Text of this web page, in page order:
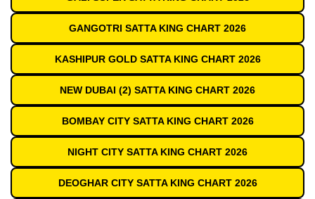
GANGOTRI SATTA KING CHART 2026
KASHIPUR GOLD SATTA KING CHART 2026
NEW DUBAI (2) SATTA KING CHART 2026
BOMBAY CITY SATTA KING CHART 2026
NIGHT CITY SATTA KING CHART 2026
DEOGHAR CITY SATTA KING CHART 2026